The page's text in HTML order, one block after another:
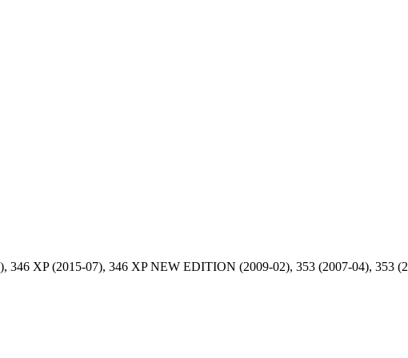
346 XP (2015-07), 346 XP NEW EDITION (2009-02), 353 (2007-04), 353